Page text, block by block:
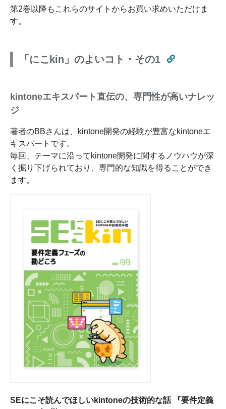
第2巻以降もこれらのサイトからお買い求めいただけま
す。
「にこkin」のよいコト・その1
kintoneエキスパート直伝の、専門性が高いナレッ
ジ
著者のBBさんは、kintone開発の経験が豊富なkintoneエ
キスパートです。
毎回、テーマに沿ってkintone開発に関するノウハウが深
く掘り下げられており、専門的な知識を得ることができ
ます。
SEにこそ読んでほしいkintoneの技術的な話 『要件定義